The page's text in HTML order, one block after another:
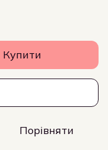
Купити
Порівняти